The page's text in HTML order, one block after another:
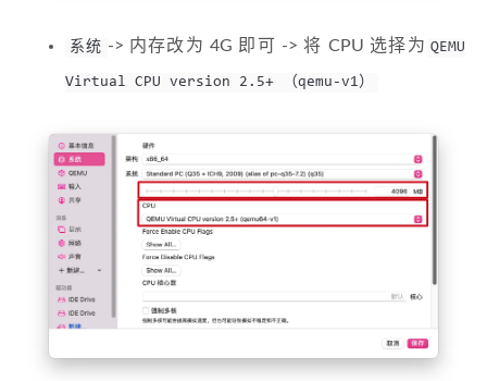
系统 -> 内存改为 4G 即可 -> 将 CPU 选择为 QEMU
Virtual CPU version 2.5+ （qemu-v1）